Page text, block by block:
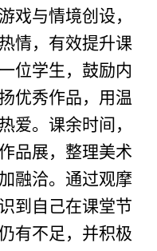
戏与情境创设，
情，有效提升课
位学生，鼓励内
优秀作品，用温
爱。课余时间，
品展，整理美术
融洽。通过观摩
到自己在课堂节
有不足，并积极